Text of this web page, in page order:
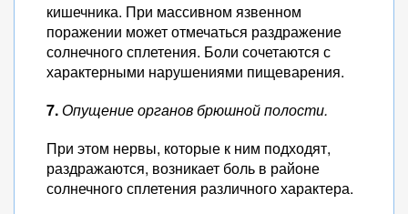
кишечника. При массивном язвенном
поражении может отмечаться раздражение
солнечного сплетения. Боли сочетаются с
характерными нарушениями пищеварения.
7.Опущение органов брюшной полости.
При этом нервы, которые к ним подходят,
раздражаются, возникает боль в районе
солнечного сплетения различного характера.